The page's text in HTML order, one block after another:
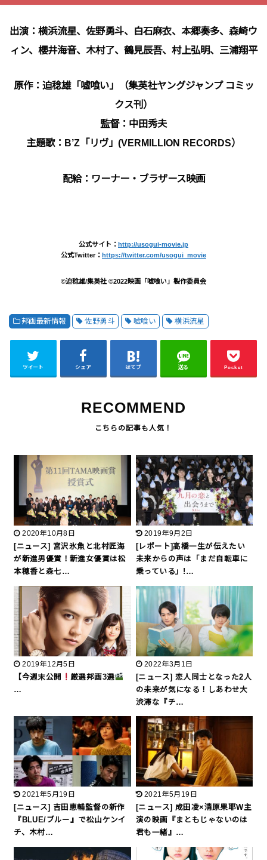
出演：横浜流星、佐野勇斗、白石麻衣、本郷奏多、森崎ウ
ィン、櫻井海音、木村了、鶴見辰吾、村上弘明、三浦翔平
原作：迫稔雄「嘘喰い」（集英社ヤングジャンプ コミッ
クス刊）
監督：中田秀夫
主題歌：B’Z「リヴ」(VERMILLION RECORDS）
配給：ワーナー・ブラザース映画
公式サイト： http://usogui-movie.jp
公式Twitter： https://twitter.com/usogui_movie
©迫稔雄/集英社 ©2022映画「嘘喰い」製作委員会
邦画最新情報 佐野勇斗 嘘喰い 横浜流星
ツイート シェア はてブ 送る Pocket
RECOMMEND
2020年10月8日
[ニュース] 宮沢氷魚と北村匠海
が新進男優賞！新進女優賞は松
本穂香と森七…
2019年9月2日
[レポート]高橋一生が伝えたい
未来からの声は「まだ自転車に
乗っている」!…
2019年12月5日
【今週末公開
厳選邦画3選
…
2022年3月1日
[ニュース] 恋人同士となった2人
の未来が気になる！しあわせ大
渋滞な『チ…
2021年5月19日
[ニュース] 吉田恵輔監督の新作
『BLUE/ブルー』で松山ケンイ
チ、木村…
2021年5月19日
[ニュース] 成田凌×清原果耶W主
演の映画『まともじゃないのは
君も一緒』…